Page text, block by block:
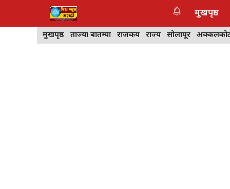
मुखपृष्ठ
मुखपृष्ठ ताज्या बातम्या राजकीय राज्य सोलापूर